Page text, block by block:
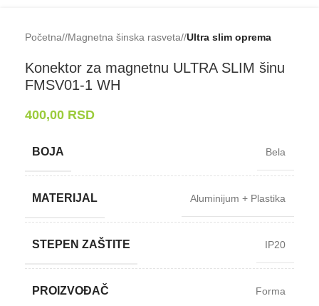
Početna/ Magnetna šinska rasveta/ Ultra slim oprema
Konektor za magnetnu ULTRA SLIM šinu
FMSV01-⁠1 WH
400,00 RSD
BOJA Bela
MATERIJAL Aluminijum + Plastika
STEPEN ZAŠTITE IP20
PROIZVOĐAČ Forma